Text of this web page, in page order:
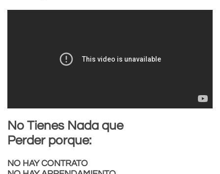
No Tienes Nada que
Perder porque:
NO HAY CONTRATO